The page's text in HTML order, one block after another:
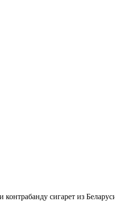
сигарет из